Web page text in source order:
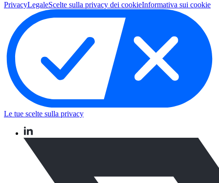
PrivacyLegaleScelte sulla privacy dei cookieInformativa sui cookie
Le tue scelte sulla privacy